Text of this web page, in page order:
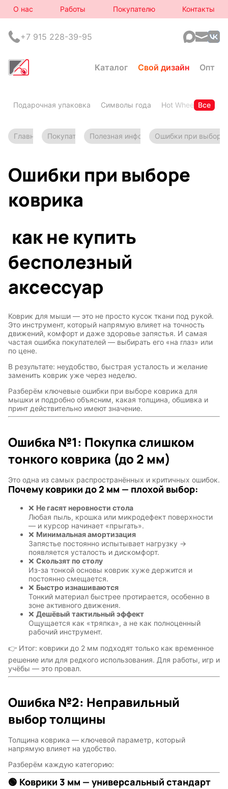
О нас Работы Покупателю Контакты
+7 915 228-39-95
Каталог Свой дизайн Опт
Подарочная упаковка Символы года Hot WheelsВсе
Главная Покупателю Полезная информацияОшибки при выборе
Ошибки при выборе
коврика
как не купить
бесполезный
аксессуар
Коврик для мыши — это не просто кусок ткани под рукой.
Это инструмент, который напрямую влияет на точность
движений, комфорт и даже здоровье запястья. И самая
частая ошибка покупателей — выбирать его «на глаз» или
по цене.
В результате: неудобство, быстрая усталость и желание
заменить коврик уже через неделю.
Разберём ключевые ошибки при выборе коврика для
мышки и подробно объясним, какая толщина, обшивка и
принт действительно имеют значение.
Ошибка №1: Покупка слишком
тонкого коврика (до 2 мм)
Это одна из самых распространённых и критичных ошибок.
Почему коврики до 2 мм — плохой выбор:
❌ Не гасят неровности стола
Любая пыль, крошка или микродефект поверхности
— и курсор начинает «прыгать».
❌ Минимальная амортизация
Запястье постоянно испытывает нагрузку →
появляется усталость и дискомфорт.
❌ Скользят по столу
Из-за тонкой основы коврик хуже держится и
постоянно смещается.
❌ Быстро изнашиваются
Тонкий материал быстрее протирается, особенно в
зоне активного движения.
❌ Дешёвый тактильный эффект
Ощущается как «тряпка», а не как полноценный
рабочий инструмент.
👉 Итог: коврики до 2 мм подходят только как временное
решение или для редкого использования. Для работы, игр и
учёбы — это провал.
Ошибка №2: Неправильный
выбор толщины
Толщина коврика — ключевой параметр, который
напрямую влияет на удобство.
Разберём каждую категорию:
🟢 Коврики 3 мм — универсальный стандарт